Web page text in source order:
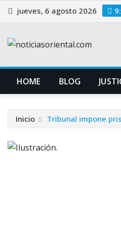
Saltar
al
jueves, 6 agosto 2026
HOME BLOG
Inicio Tribunal impone